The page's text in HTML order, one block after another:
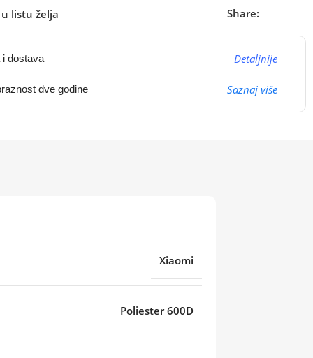
listu želja Share:
i dostava Detaljnije
dve godine Saznaj više
Xiaomi
Poliester 600D